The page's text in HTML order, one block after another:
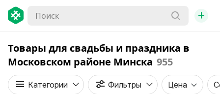
+
Товары для свадьбы и праздника в
Московском районе Минска 955
Категории Фильтры Цена